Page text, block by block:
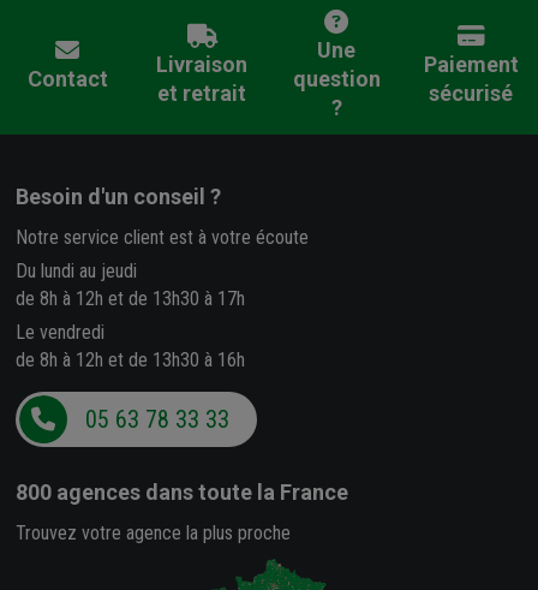
Contact
Livraison
et retrait
Une
question
?
Paiement
sécurisé
Besoin d'un conseil ?
Notre service client est à votre écoute
Du lundi au jeudi
de 8h à 12h et de 13h30 à 17h
Le vendredi
de 8h à 12h et de 13h30 à 16h
05 63 78 33 33
800 agences dans toute la France
Trouvez votre agence la plus proche